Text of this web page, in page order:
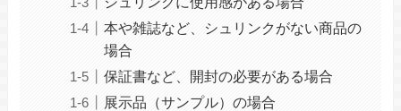
本や雑誌など、シュリンクがない商品の
場合
保証書など、開封の必要がある場合
展示品（サンプル）の場合